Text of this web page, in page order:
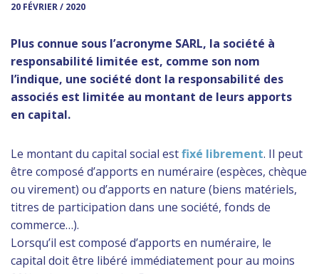
20 FÉVRIER / 2020
Plus connue sous l’acronyme SARL, la société à
responsabilité limitée est, comme son nom
l’indique, une société dont la responsabilité des
associés est limitée au montant de leurs apports
en capital.
Le montant du capital social estfixé librement. Il peut
être composé d’apports en numéraire (espèces, chèque
ou virement) ou d’apports en nature (biens matériels,
titres de participation dans une société, fonds de
commerce…).
Lorsqu’il est composé d’apports en numéraire, le
capital doit être libéré immédiatement pour au moins